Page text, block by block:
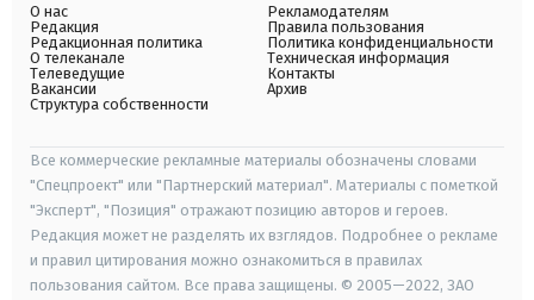
О нас
Редакция
Редакционная политика
О телеканале
Телеведущие
Вакансии
Структура собственности
Рекламодателям
Правила пользования
Политика конфиденциальности
Техническая информация
Контакты
Архив
Все коммерческие рекламные материалы обозначены словами
"Спецпроект" или "Партнерский материал". Материалы с пометкой
"Эксперт", "Позиция" отражают позицию авторов и героев.
Редакция может не разделять их взглядов. Подробнее о рекламе
и правил цитирования можно ознакомиться в правилах
пользования сайтом. Все права защищены. © 2005—2022, ЗАО